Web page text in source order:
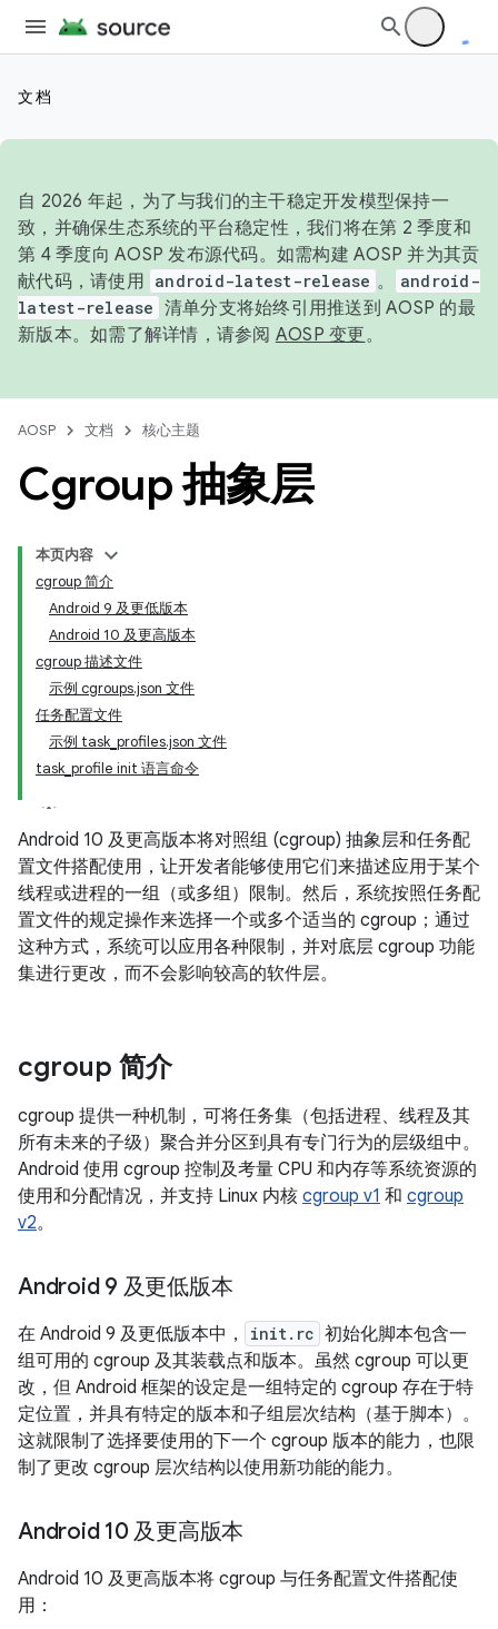
文档
自 2026 年起，为了与我们的主干稳定开发模型保持一
致，并确保生态系统的平台稳定性，我们将在第 2 季度和
第 4 季度向 AOSP 发布源代码。如需构建 AOSP 并为其贡
献代码，请使用 android-latest-release 。
android-
latest-release 清单分支将始终引用推送到 AOSP 的最
新版本。如需了解详情，请参阅 AOSP 变更。
AOSP 文档 核心主题
Cgroup 抽象层
本页内容
cgroup 简介
Android 9 及更低版本
Android 10 及更高版本
cgroup 描述文件
示例 cgroups.json 文件
任务配置文件
示例 task_profiles.json 文件
task_profile init 语言命令
Android 10 及更高版本将对照组 (cgroup) 抽象层和任务配
置文件搭配使用，让开发者能够使用它们来描述应用于某个
线程或进程的一组（或多组）限制。然后，系统按照任务配
置文件的规定操作来选择一个或多个适当的 cgroup；通过
这种方式，系统可以应用各种限制，并对底层 cgroup 功能
集进行更改，而不会影响较高的软件层。
cgroup 简介
cgroup 提供一种机制，可将任务集（包括进程、线程及其
所有未来的子级）聚合并分区到具有专门行为的层级组中。
Android 使用 cgroup 控制及考量 CPU 和内存等系统资源的
使用和分配情况，并支持 Linux 内核 cgroup v1 和 cgroup
v2。
Android 9 及更低版本
在 Android 9 及更低版本中， init.rc 初始化脚本包含一
组可用的 cgroup 及其装载点和版本。虽然 cgroup 可以更
改，但 Android 框架的设定是一组特定的 cgroup 存在于特
定位置，并具有特定的版本和子组层次结构（基于脚本）。
这就限制了选择要使用的下一个 cgroup 版本的能力，也限
制了更改 cgroup 层次结构以使用新功能的能力。
Android 10 及更高版本
Android 10 及更高版本将 cgroup 与任务配置文件搭配使
用：